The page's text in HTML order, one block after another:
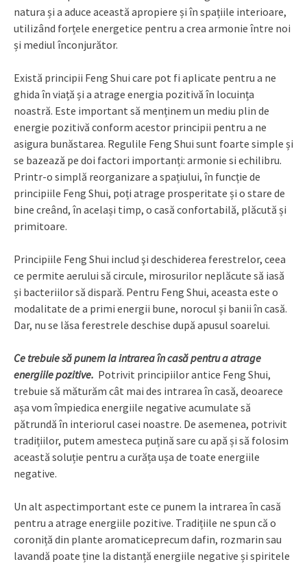
natura și a aduce această apropiere și în spațiile interioare,
utilizând forțele energetice pentru a crea armonie între noi
și mediul înconjurător.
Există principii Feng Shui care pot fi aplicate pentru a ne
ghida în viață și a atrage energia pozitivă în locuința
noastră. Este important să menținem un mediu plin de
energie pozitivă conform acestor principii pentru a ne
asigura bunăstarea. Regulile Feng Shui sunt foarte simple și
se bazează pe doi factori importanți: armonie si echilibru.
Printr-o simplă reorganizare a spațiului, în funcție de
principiile Feng Shui, poți atrage prosperitate și o stare de
bine creând, în același timp, o casă confortabilă, plăcută și
primitoare.
Principiile Feng Shui includ şi deschiderea ferestrelor, ceea
ce permite aerului să circule, mirosurilor neplăcute să iasă
și bacteriilor să dispară. Pentru Feng Shui, aceasta este o
modalitate de a primi energii bune, norocul și banii în casă.
Dar, nu se lăsa ferestrele deschise după apusul soarelui.
Ce trebuie să punem la intrarea în casă pentru a atrage
energiile pozitive. Potrivit principiilor antice Feng Shui,
trebuie să măturăm cât mai des intrarea în casă, deoarece
așa vom împiedica energiile negative acumulate să
pătrundă în interiorul casei noastre. De asemenea, potrivit
tradițiilor, putem amesteca puțină sare cu apă și să folosim
această soluție pentru a curăța ușa de toate energiile
negative.
Un alt aspect⁤important este ce punem la intrarea în casă
pentru a atrage energiile pozitive. Tradițiile⁤ ne spun că o
coroniță din plante aromatice⁤precum dafin, rozmarin sau
lavandă poate ține la distanță energiile negative și spiritele